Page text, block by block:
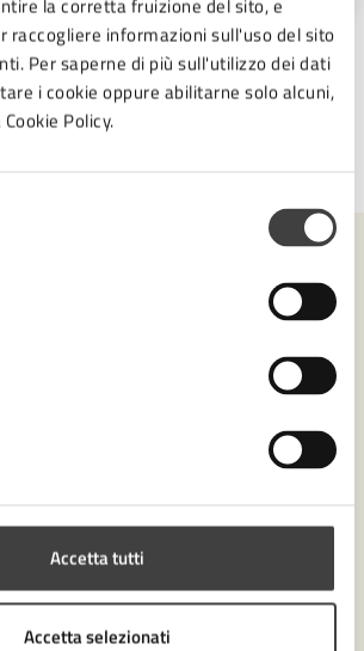
la corretta fruizione del sito, e
raccogliere informazioni sull'uso del sito
Per saperne di più sull'utilizzo dei dati
i cookie oppure abilitarne solo alcuni,
Policy.
Accetta tutti
Accetta selezionati